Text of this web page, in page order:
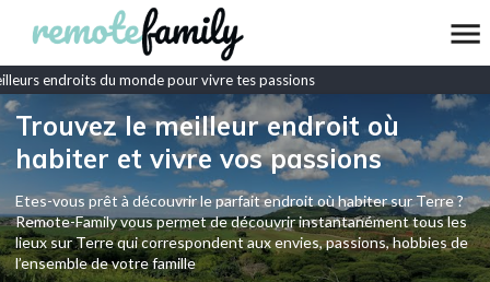
endroits du monde pour vivre tes passions
Trouvez le meilleur endroit où
habiter et vivre vos passions
Etes-vous prêt à découvrir le parfait endroit où habiter sur Terre ?
Remote-Family vous permet de découvrir instantanément tous les
lieux sur Terre qui correspondent aux envies, passions, hobbies de
l’ensemble de votre famille